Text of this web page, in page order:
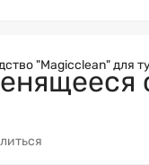
"Magiсclean" для